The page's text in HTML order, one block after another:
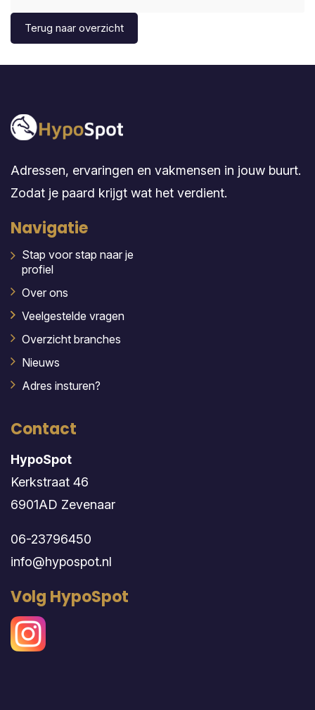
Terug naar overzicht
Adressen, ervaringen en vakmensen in jouw buurt.
Zodat je paard krijgt wat het verdient.
Navigatie
Stap voor stap naar je
profiel
Over ons
Veelgestelde vragen
Overzicht branches
Nieuws
Adres insturen?
Contact
HypoSpot
Kerkstraat 46
6901AD Zevenaar
06-23796450
info@hypospot.nl
Volg HypoSpot